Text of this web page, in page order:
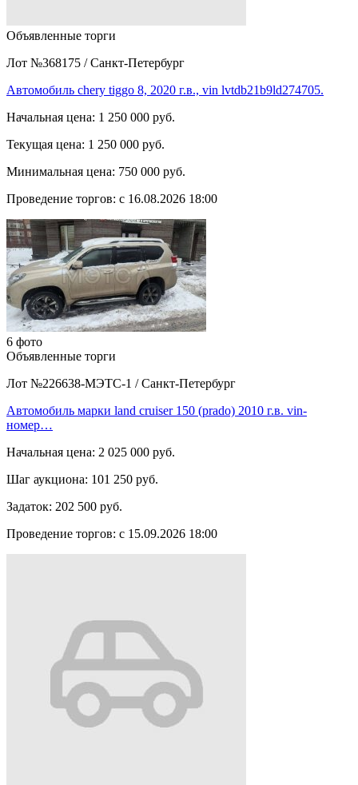
Объявленные торги
Лот №368175 / Санкт-Петербург
Автомобиль chery tiggo 8, 2020 г.в., vin lvtdb21b9ld274705.
Начальная цена: 1 250 000 руб.
Текущая цена: 1 250 000 руб.
Минимальная цена: 750 000 руб.
Проведение торгов: с 16.08.2026 18:00
6 фото
Объявленные торги
Лот №226638-МЭТС-1 / Санкт-Петербург
Автомобиль марки land cruiser 150 (prado) 2010 г.в. vin-
номер…
Начальная цена: 2 025 000 руб.
Шаг аукциона: 101 250 руб.
Задаток: 202 500 руб.
Проведение торгов: с 15.09.2026 18:00